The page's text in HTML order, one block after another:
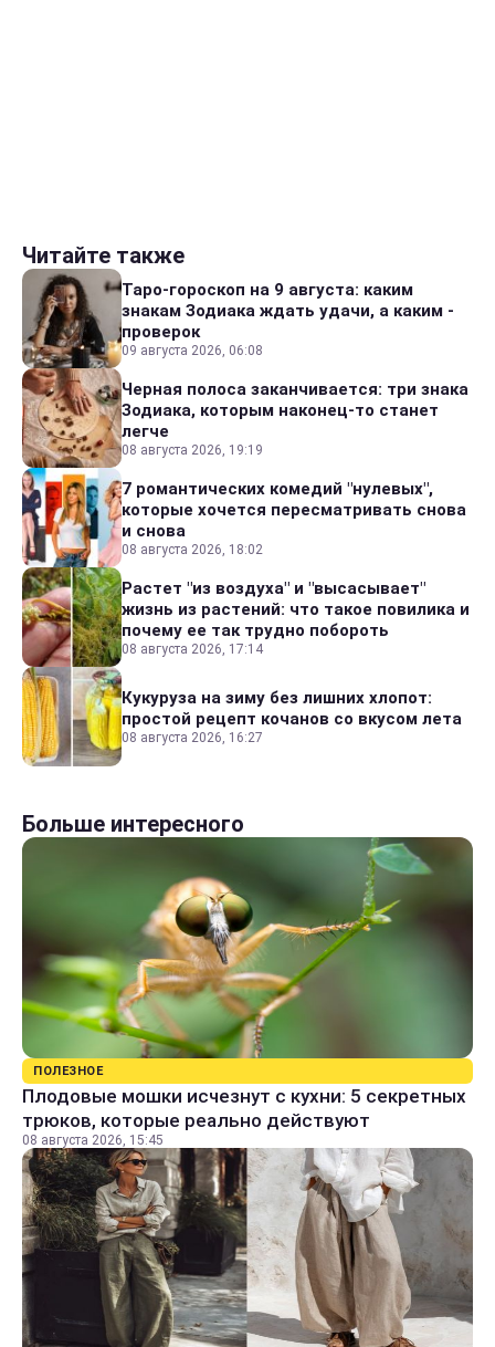
Читайте также
Таро-гороскоп на 9 августа: каким
знакам Зодиака ждать удачи, а каким -
проверок
09 августа 2026, 06:08
Черная полоса заканчивается: три знака
Зодиака, которым наконец-то станет
легче
08 августа 2026, 19:19
7 романтических комедий "нулевых",
которые хочется пересматривать снова
и снова
08 августа 2026, 18:02
Растет "из воздуха" и "высасывает"
жизнь из растений: что такое повилика и
почему ее так трудно побороть
08 августа 2026, 17:14
Кукуруза на зиму без лишних хлопот:
простой рецепт кочанов со вкусом лета
08 августа 2026, 16:27
Больше интересного
ПОЛЕЗНОЕ
Плодовые мошки исчезнут с кухни: 5 секретных
трюков, которые реально действуют
08 августа 2026, 15:45